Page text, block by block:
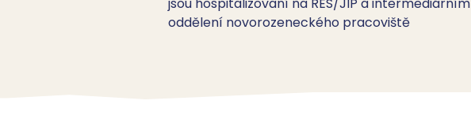
oddělení novorozeneckého pracoviště